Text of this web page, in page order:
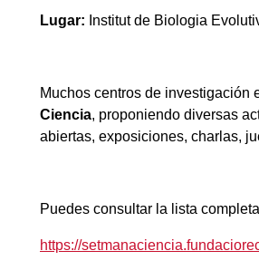
Lugar: Institut de Biologia
Muchos centros de investigación
Ciencia, proponiendo diversas
abiertas, exposiciones, charlas,
Puedes consultar la lista
https://